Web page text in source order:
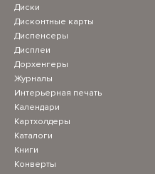
Диски
Дисконтные карты
Диспенсеры
Дисплеи
Дорхенгеры
Журналы
Интерьерная печать
Календари
Картхолдеры
Каталоги
Книги
Конверты